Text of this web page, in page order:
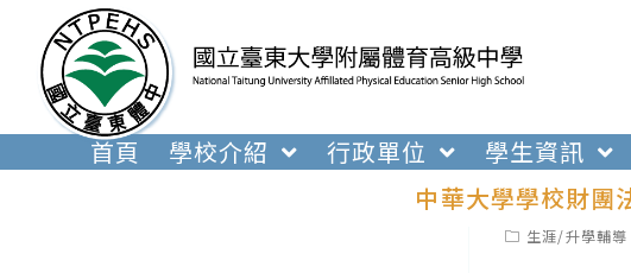
內
首頁 學校介紹 行政單位 學生資訊
中華大學學校財團
Post生涯/升學輔導